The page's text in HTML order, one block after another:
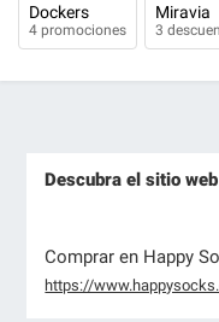
Dockers
4 promociones
Miravia
3
Descubra el sitio
Comprar en Happy
https://